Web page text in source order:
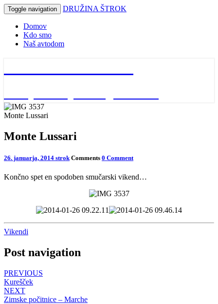
Toggle navigation DRUŽINA ŠTROK
Domov
Kdo smo
Naš avtodom
Monte Lussari
Monte Lussari
26. januarja, 2014 strok Comments 0 Comment
Končno spet en spodoben smučarski vikend…
Vikendi
Post navigation
PREVIOUS
Kurešček
NEXT
Zimske počitnice – Marche